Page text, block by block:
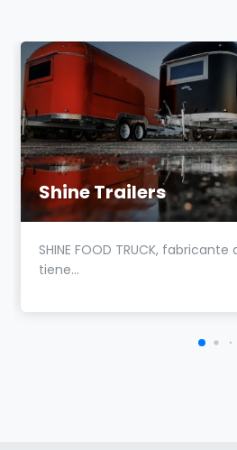
Shine Trailers
SHINE FOOD TRUCK,
tiene...